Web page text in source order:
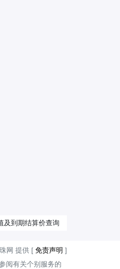
及到期结算价查询
网 提供 [ 免责声明 ]
阅有关个别服务的